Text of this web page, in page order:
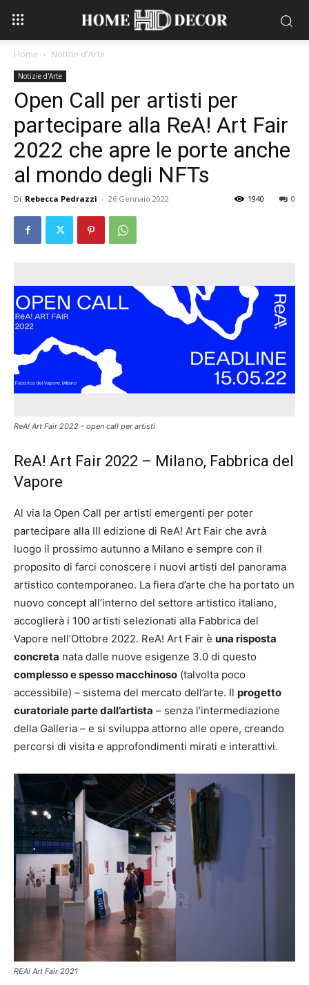
Home Notizie d'Arte
Notizie d'Arte
Open Call per artisti per
partecipare alla ReA! Art Fair
2022 che apre le porte anche
al mondo degli NFTs
Di Rebecca Pedrazzi - 26 Gennaio 2022 0
1940
ReA! Art Fair 2022 - open call per artisti
ReA! Art Fair 2022 – Milano, Fabbrica del
Vapore
Al via la Open Call per artisti emergenti per poter
partecipare alla III edizione di ReA! Art Fair che avrà
luogo il prossimo autunno a Milano e sempre con il
proposito di farci conoscere i nuovi artisti del panorama
artistico contemporaneo. La fiera d’arte che ha portato un
nuovo concept all’interno del settore artistico italiano,
accoglierà i 100 artisti selezionati alla Fabbrica del
Vapore nell’Ottobre 2022. ReA! Art Fair è una risposta
concreta nata dalle nuove esigenze 3.0 di questo
complesso e spesso macchinoso (talvolta poco
accessibile) – sistema del mercato dell’arte. Il progetto
curatoriale parte dall’artista – senza l’intermediazione
della Galleria – e si sviluppa attorno alle opere, creando
percorsi di visita e approfondimenti mirati e interattivi.
REA! Art Fair 2021